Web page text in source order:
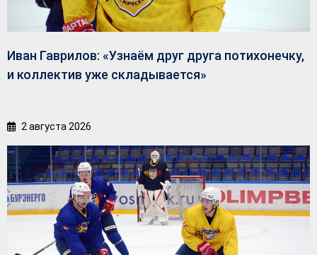
Иван Гаврилов: «Узнаём друг друга потихонечку,
и коллектив уже складывается»
2 августа 2026